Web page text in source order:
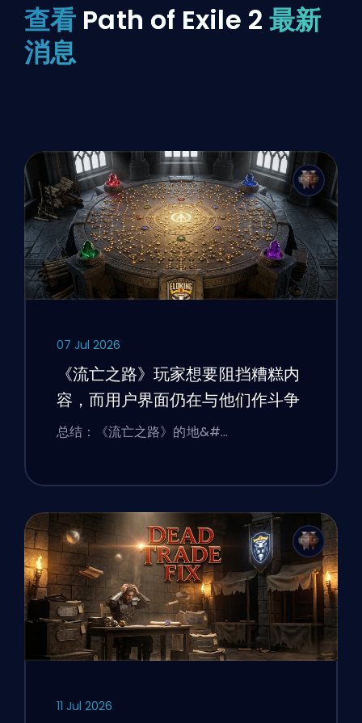
查看 Path of Exile 2 最新
消息
07 Jul 2026
《流亡之路》玩家想要阻挡糟糕内
容，而用户界面仍在与他们作斗争
总结：《流亡之路》的地&#…
11 Jul 2026